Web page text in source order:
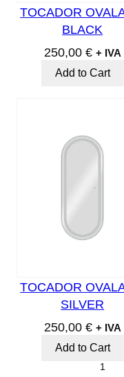
TOCADOR
BLACK
250,00 € + IVA
Add to Cart
TOCADOR
SILVER
250,00 € + IVA
Add to Cart
1